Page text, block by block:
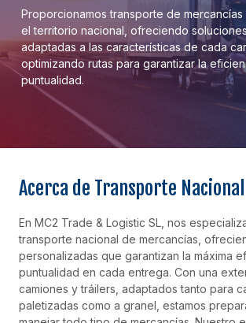
Proporcionamos transporte de
el territorio nacional, ofreciendo
adaptadas a las características de cada
optimizando rutas para garantizar la
puntualidad.
Acerca de Transporte Nacional
En MC2 Trade & Logistic SL, nos
transporte nacional de mercancías,
personalizadas que garantizan la máxima
puntualidad en cada entrega. Con una
camiones y tráilers, adaptados tanto para
paletizadas como a granel, estamos